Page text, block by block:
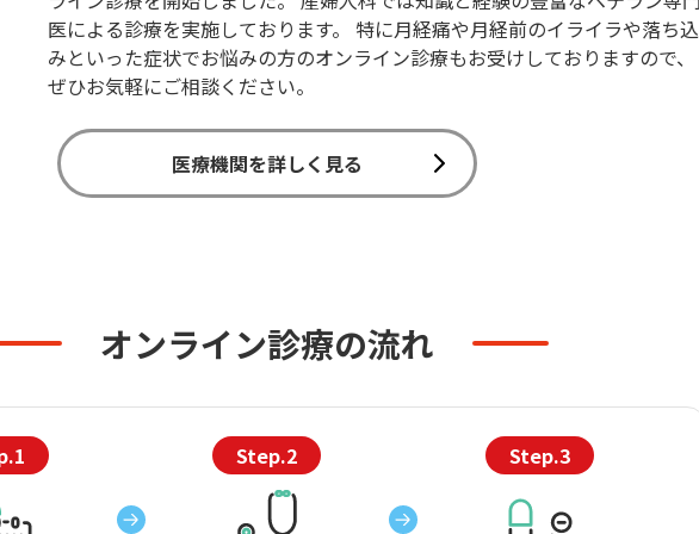
医による診療を実施しております。 特に月経痛や月経前のイライラや落ち込
みといった症状でお悩みの方のオンライン診療もお受けしておりますので、
ぜひお気軽にご相談ください。
医療機関を詳しく見る
オンライン診療の流れ
Step.2 Step.3